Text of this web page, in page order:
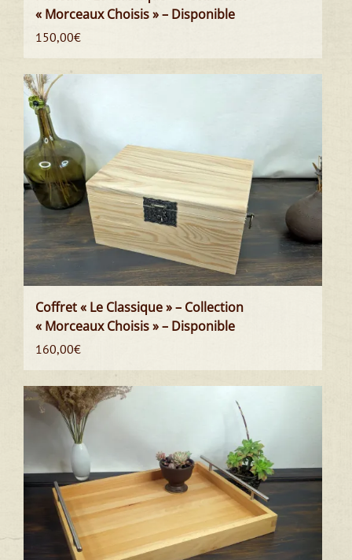
« Morceaux Choisis » – Disponible
150,00€
Coffret « Le Classique » – Collection
« Morceaux Choisis » – Disponible
160,00€